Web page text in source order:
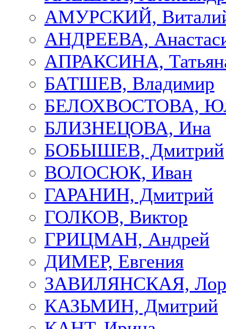
АМУРСКИЙ,
АНДРЕЕВА,
АПРАКСИНА,
БАТШЕВ, Владимир
БЕЛОХВОСТОВА,
БЛИЗНЕЦОВА, Ина
БОБЫШЕВ, Дмитрий
ВОЛОСЮК, Иван
ГАРАНИН, Дмитрий
ГОЛКОВ, Виктор
ГРИЦМАН, Андрей
ДИМЕР, Евгения
ЗАВИЛЯНСКАЯ,
КАЗЬМИН, Дмитрий